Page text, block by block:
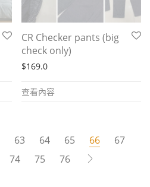
CR Checker pants (big
check only)
$169.0
查看內容
63 64 65 66
67
74 75 76